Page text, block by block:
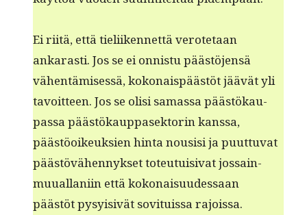
Ei riitä, että tieli­iken­net­tä verote­taan
ankarasti. Jos se ei onnis­tu päästö­jen­sä
vähen­tämisessä, kokon­ais­päästöt jäävät yli
tavoit­teen. Jos se olisi samas­sa päästökau­
pas­sa päästökaup­pasek­torin kanssa,
päästöoikeuk­sien hin­ta nousisi ja puut­tuvat
päästövähen­nyk­set toteu­tu­isi­vat jos­sain­
muual­lani­in että kokon­aisu­udessaan
päästöt pysy­i­sivät sovi­tuis­sa rajoissa.